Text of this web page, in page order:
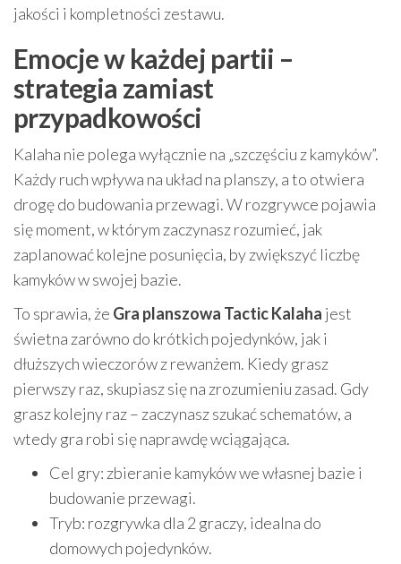
jakości i kompletności zestawu.
Emocje w każdej partii –
strategia zamiast
przypadkowości
Kalaha nie polega wyłącznie na „szczęściu z kamyków”.
Każdy ruch wpływa na układ na planszy, a to otwiera
drogę do budowania przewagi. W rozgrywce pojawia
się moment, w którym zaczynasz rozumieć, jak
zaplanować kolejne posunięcia, by zwiększyć liczbę
kamyków w swojej bazie.
To sprawia, że Gra planszowa Tactic Kalaha jest
świetna zarówno do krótkich pojedynków, jak i
dłuższych wieczorów z rewanżem. Kiedy grasz
pierwszy raz, skupiasz się na zrozumieniu zasad. Gdy
grasz kolejny raz – zaczynasz szukać schematów, a
wtedy gra robi się naprawdę wciągająca.
Cel gry: zbieranie kamyków we własnej bazie i
budowanie przewagi.
Tryb: rozgrywka dla 2 graczy, idealna do
domowych pojedynków.